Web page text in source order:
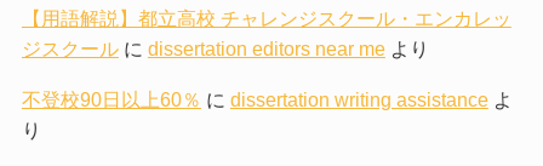
【用語解説】都立高校 チャレンジスクール・エンカレッ
ジスクールに dissertation editors near meより
不登校90日以上60％ に dissertation writing assistanceよ
り